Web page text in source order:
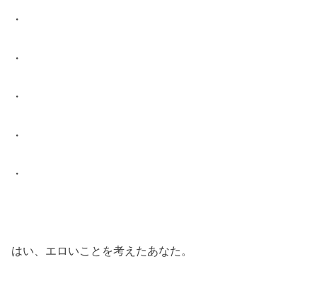
・
・
・
・
・
はい、エロいことを考えたあなた。